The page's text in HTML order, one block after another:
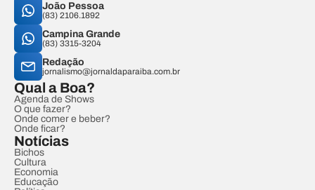
João Pessoa
(83) 2106.1892
Campina Grande
(83) 3315-3204
Redação
jornalismo@jornaldaparaiba.com.br
Qual a Boa?
Agenda de Shows
O que fazer?
Onde comer e beber?
Onde ficar?
Notícias
Bichos
Cultura
Economia
Educação